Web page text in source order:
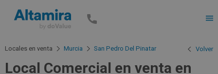
Locales en venta Murcia San Pedro Del Pinatar Volver
Local Comercial en venta en